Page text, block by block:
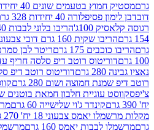
בטעמים שונים 40 יחידות 328 גרם
40 יחידות 328 גרם
בד"צ טורינו
הריבו בלוני לבבות 140 גרם
160 גרם דובי צבעוני
175 גרם
ריטר לבן סמרטיס 100 גרם
רוטב דיפ סלסה חריף עדין 300 גרם
דוריטוס רוטב דיפ סלסה חריף 300 גרם
חמוצה ושום 280 גרם
קווסט עוגיית
עוגיית חלבון חמאת בוטנים שוקולד צ'יפס
קינדר ג'וי שלישייה 60 גרם
מרשמלו 150 גר – סוניק
צבעוני 18 יח' 270 גרם
יאמס 160 גרם